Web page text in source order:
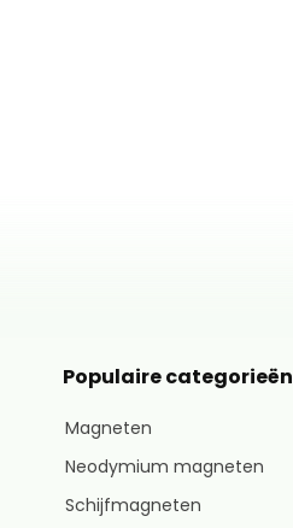
Populaire categorieën
Magneten
Neodymium magneten
Schijfmagneten